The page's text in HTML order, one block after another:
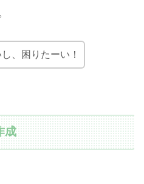
、困りたーい！
成